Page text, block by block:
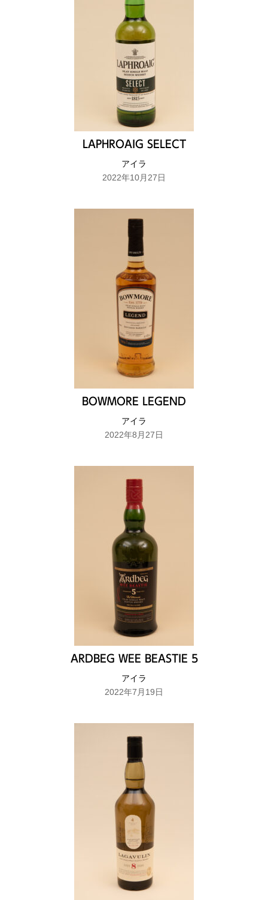
LAPHROAIG SELECT
アイラ
2022年10月27日
BOWMORE LEGEND
アイラ
2022年8月27日
ARDBEG WEE BEASTIE 5
アイラ
2022年7月19日